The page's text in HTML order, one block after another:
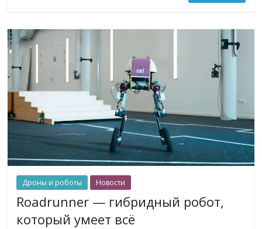
Дроны и роботы Новости
Roadrunner — гибридный робот,
который умеет всё